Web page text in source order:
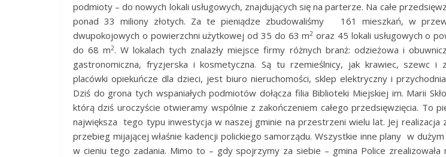
podmioty – do nowych lokali usługowych, znajdujących się na parterze. Na całe
ponad 33 miliony złotych. Za te pieniądze zbudowaliśmy 161 mieszkań, w
dwupokojowych o powierzchni użytkowej od 35 do 63 m2 oraz 45 lokali usługowych o
do 68 m2. W lokalach tych znalazły miejsce firmy różnych branż: odzieżowa i
gastronomiczna, fryzjerska i kosmetyczna. Są tu rzemieślnicy, jak krawiec, szewc i
placówki opiekuńcze dla dzieci, jest biuro nieruchomości, sklep elektryczny i
Dziś do grona tych wspaniałych podmiotów dołącza filia Biblioteki Miejskiej im. Marii
którą dziś uroczyście otwieramy wspólnie z zakończeniem całego przedsięwzięcia. To
największa tego typu inwestycja w naszej gminie na przestrzeni wielu lat. Jej realizacja
przebieg mijającej właśnie kadencji polickiego samorządu. Wszystkie inne plany w
w cieniu tego zadania. Mimo to – gdy spojrzymy za siebie – gmina Police zrealizowała